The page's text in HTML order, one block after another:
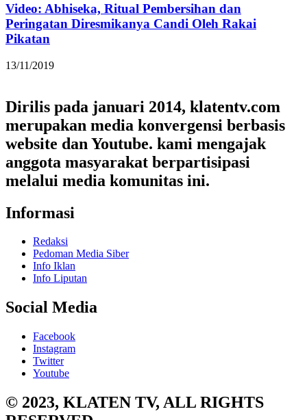
Video: Abhiseka, Ritual Pembersihan dan
Peringatan Diresmikanya Candi Oleh Rakai
Pikatan
13/11/2019
Dirilis pada januari 2014, klatentv.com
merupakan media konvergensi berbasis
website dan Youtube. kami mengajak
anggota masyarakat berpartisipasi
melalui media komunitas ini.
Informasi
Redaksi
Pedoman Media Siber
Info Iklan
Info Liputan
Social Media
Facebook
Instagram
Twitter
Youtube
© 2023, KLATEN TV, ALL RIGHTS